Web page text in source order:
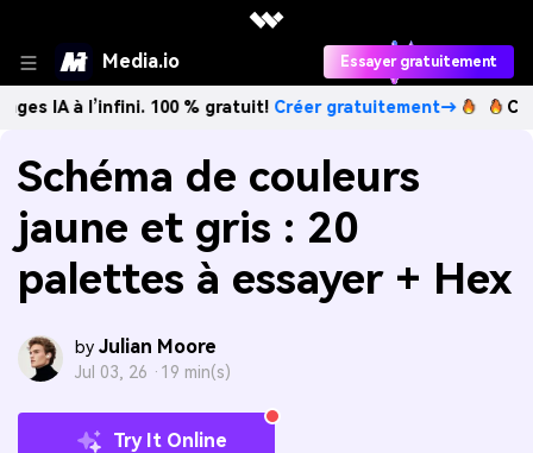
Media.io Essayer gratuitement
l’infini. 100 % gratuit!Créer gratuitement→ Créez des
Schéma de couleurs
jaune et gris : 20
palettes à essayer + Hex
by Julian Moore
Jul 03, 26 · 19 min(s)
Try It Online